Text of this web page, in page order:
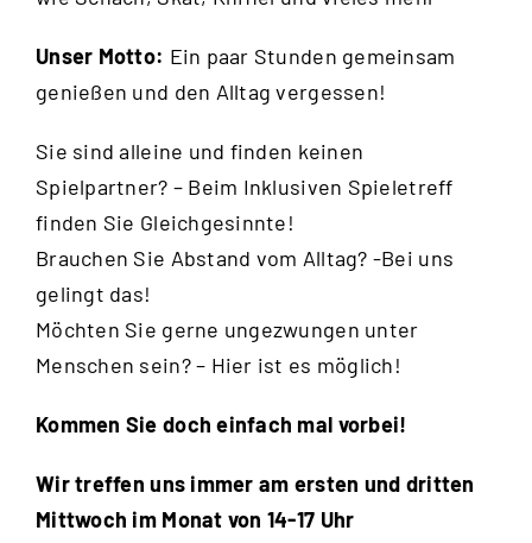
Unser Motto: Ein paar Stunden gemeinsam
genießen und den Alltag vergessen!
Sie sind alleine und finden keinen
Spielpartner? – Beim Inklusiven Spieletreff
finden Sie Gleichgesinnte!
Brauchen Sie Abstand vom Alltag? -Bei uns
gelingt das!
Möchten Sie gerne ungezwungen unter
Menschen sein? – Hier ist es möglich!
Kommen Sie doch einfach mal vorbei!
Wir treffen uns immer am ersten und dritten
Mittwoch im Monat von 14-17 Uhr